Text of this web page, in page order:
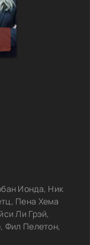
Ионда, Ник
Пена Хема
Ли Грэй,
Фил Пелетон,